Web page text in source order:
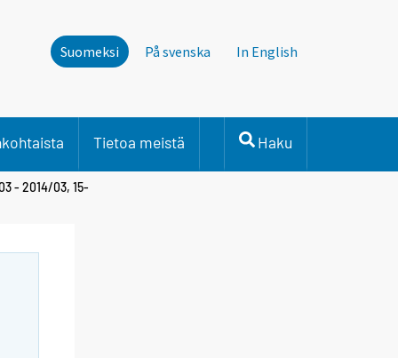
Suomeksi På svenska In English
Tietoa meistä Haku
- 2014/03, 15-